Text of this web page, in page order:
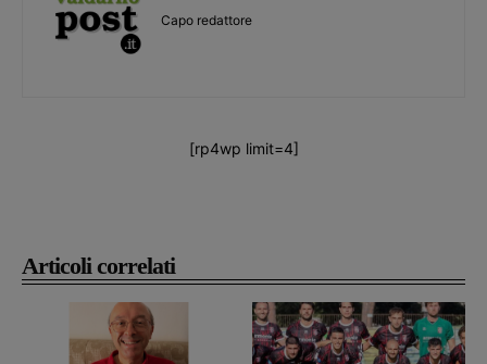
Articoli correlati
Capo redattore
[rp4wp limit=4]